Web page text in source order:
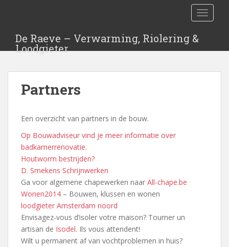
De Raeve – Verwarming, Riolering &
Loodgieter
Partners
Een overzicht van partners in de bouw.
Op Bouwadviseur vind je meer informatie over
badkamerrenovatie.
Houtworm bestrijden?
D. Smekens Schrijnwerken
Ga voor algemene chapewerken naar All-chape.be
Wonen2014 – Bouwen, klussen en wonen
loodgieter Amsterdam noord
Envisagez-vous d’isoler votre maison? Tourner un
artisan de Isodel. Ils vous attendent!
Wilt u permanent af van vochtproblemen in huis?